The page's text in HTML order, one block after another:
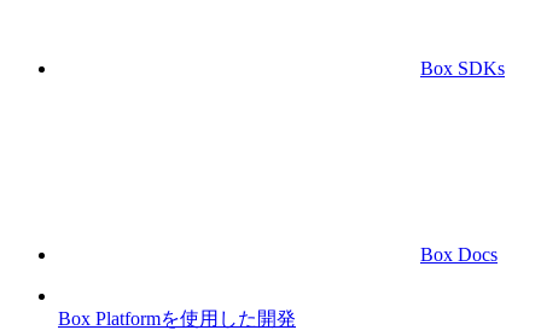
Box SDKs
Box Docs
Box Platformを使用した開発